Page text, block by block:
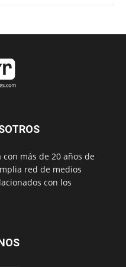
más de 20 años de
red de medios
con los